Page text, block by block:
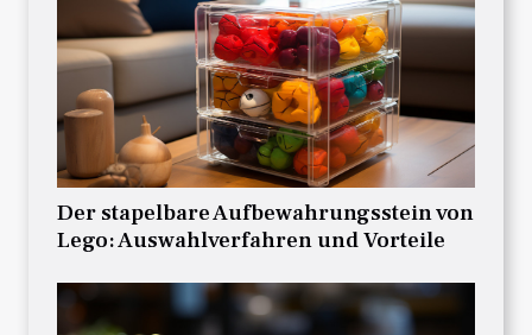
Der stapelbare Aufbewahrungsstein von
Lego: Auswahlverfahren und Vorteile